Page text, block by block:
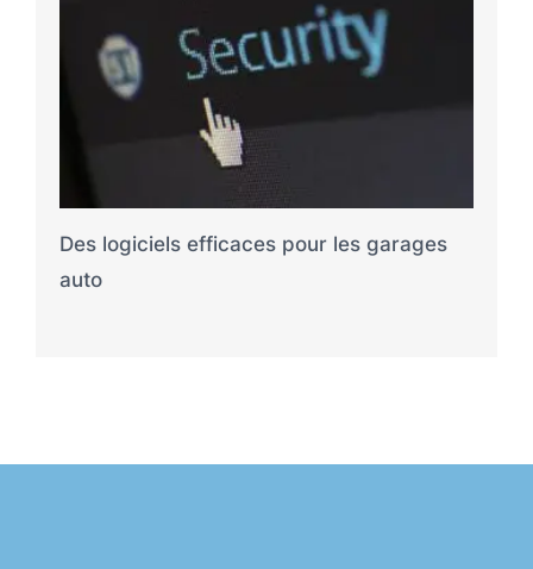
Des logiciels efficaces pour les garages
auto